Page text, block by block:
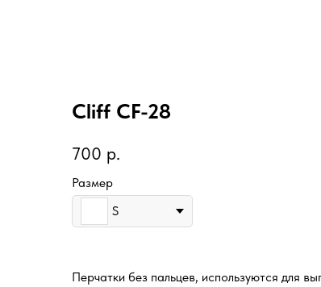
Cliff CF-28
700 р.
Размер
S
Перчатки без пальцев, используются для